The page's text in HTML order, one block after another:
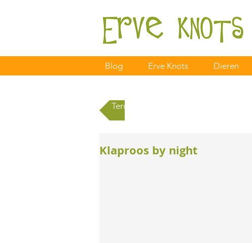
Blog Erve Knots Dieren
Terug naar alle berichten
Klaproos by night